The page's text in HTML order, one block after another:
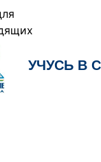
УЧУСЬ В